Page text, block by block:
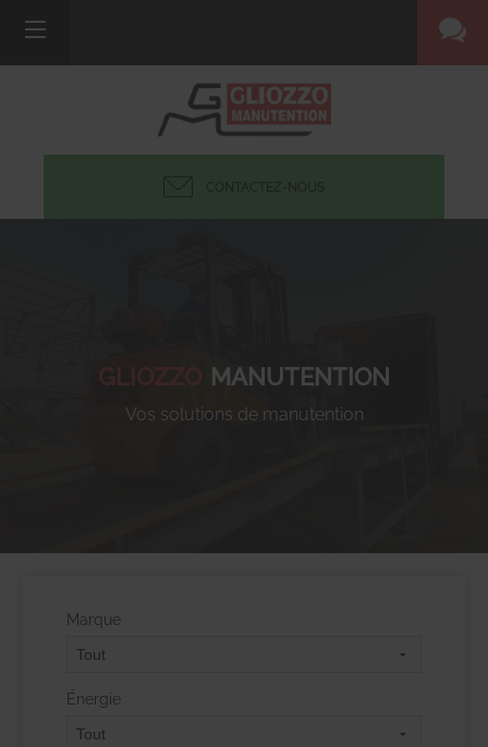
CONTACTEZ-NOUS
GLIOZZO MANUTENTION
Vos solutions de manutention
Marque
Énergie